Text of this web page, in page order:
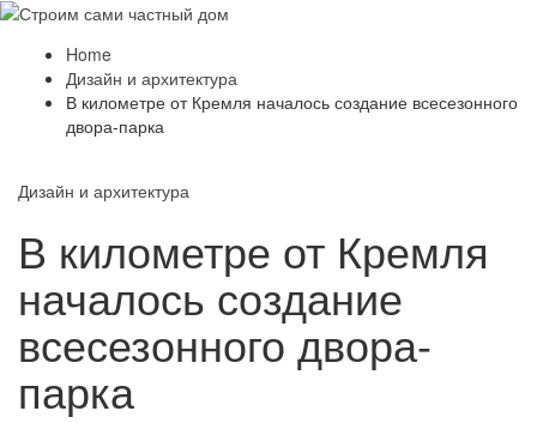
Home
Дизайн и архитектура
В километре от Кремля началось создание всесезонного
двора-парка
Дизайн и архитектура
В километре от Кремля
началось создание
всесезонного двора-
парка